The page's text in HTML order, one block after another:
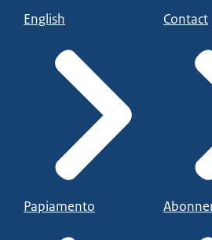
English
Papiamento
Contact